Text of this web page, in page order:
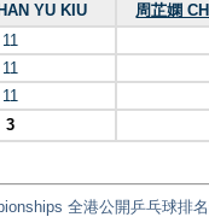
YU KIU
周芷嫻
11
11
11
3
全港公開乒乓球排